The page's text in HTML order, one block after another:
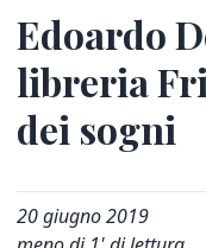
Edoardo
libreria
dei sogni
20 giugno 2019